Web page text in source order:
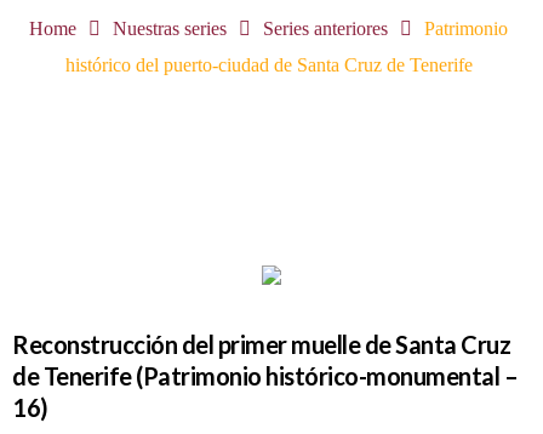
Home Nuestras series Series anteriores
Patrimonio
histórico del puerto-ciudad de Santa Cruz de Tenerife
Reconstrucción del primer muelle de Santa Cruz
de Tenerife (Patrimonio histórico-monumental –
16)